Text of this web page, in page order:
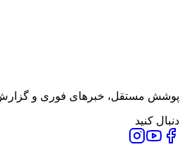
پوشش مستقل، خبرهای فوری و
دنبال کنید